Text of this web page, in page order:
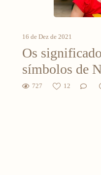
16 de Dez de 2021
Os
símbolos de
727 12